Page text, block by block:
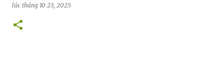
lúc tháng 10 23, 2025